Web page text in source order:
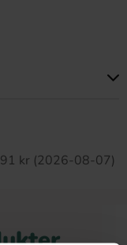
kr (2026-08-07)